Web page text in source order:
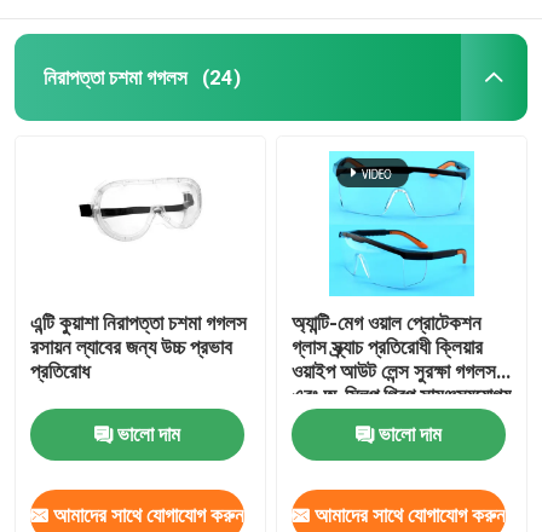
নিরাপত্তা চশমা গগলস (24)
এন্টি কুয়াশা নিরাপত্তা চশমা গগলস
রসায়ন ল্যাবের জন্য উচ্চ প্রভাব
প্রতিরোধ
ভালো দাম
আমাদের সাথে যোগাযোগ করুন
অ্যান্টি-মেগ ওয়াল প্রোটেকশন
গ্লাস স্ক্র্যাচ প্রতিরোধী ক্লিয়ার
ওয়াইপ আউট লেন্স সুরক্ষা গগলস
এবং অ-স্লিপ গ্রিপ সামঞ্জস্যযোগ্য
মন্দির ল্যাব গগলস
ভালো দাম
আমাদের সাথে যোগাযোগ করুন